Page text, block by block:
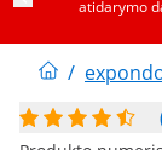
atidarymo
/